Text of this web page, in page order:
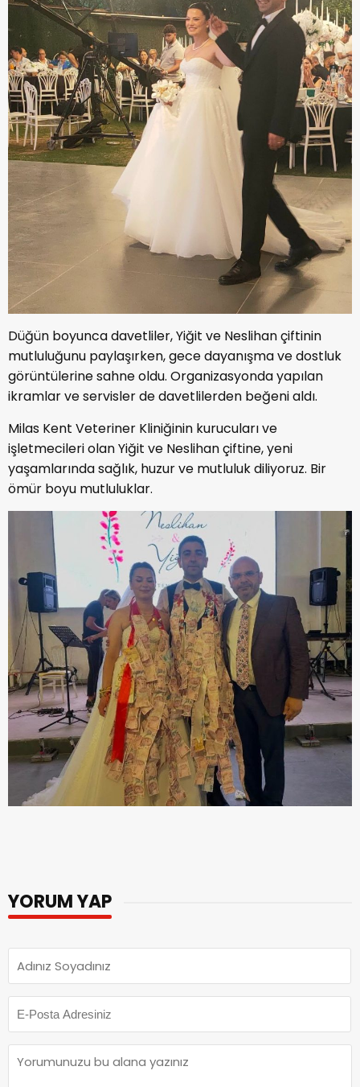
Düğün boyunca davetliler, Yiğit ve Neslihan çiftinin
mutluluğunu paylaşırken, gece dayanışma ve dostluk
görüntülerine sahne oldu. Organizasyonda yapılan
ikramlar ve servisler de davetlilerden beğeni aldı.
Milas Kent Veteriner Kliniğinin kurucuları ve
işletmecileri olan Yiğit ve Neslihan çiftine, yeni
yaşamlarında sağlık, huzur ve mutluluk diliyoruz. Bir
ömür boyu mutluluklar.
YORUM YAP